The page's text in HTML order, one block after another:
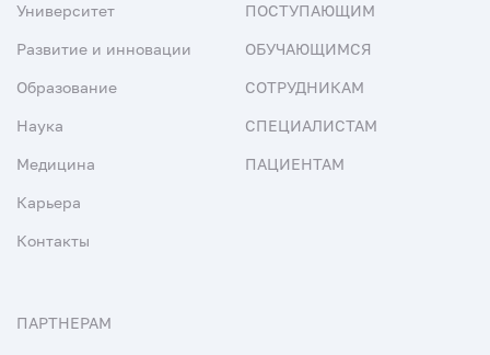
Университет
Развитие и инновации
Образование
Наука
Медицина
Карьера
Контакты
ПОСТУПАЮЩИМ
ОБУЧАЮЩИМСЯ
СОТРУДНИКАМ
СПЕЦИАЛИСТАМ
ПАЦИЕНТАМ
ПАРТНЕРАМ